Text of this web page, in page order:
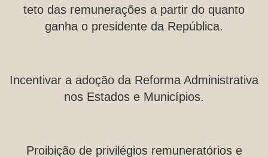
teto das remunerações a partir do quanto
ganha o presidente da República.
Incentivar a adoção da Reforma Administrativa
nos Estados e Municípios.
Proibição de privilégios remuneratórios e